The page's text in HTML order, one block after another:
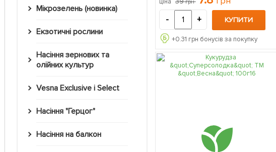
Мікрозелень (новинка)
Екзотичні рослини
Насіння зернових та
олійних культур
Vesna Exclusive і Select
Насіння "Герцог"
Насіння на балкон
грн
- + КУПИТИ
+0.31 грн бонусів за покупку